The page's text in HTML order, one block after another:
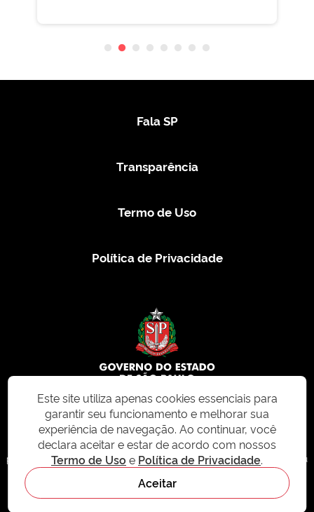
Fala SP
Transparência
Termo de Uso
Política de Privacidade
© 2026 CMS.SP.GOV.BR. Todos os direitos reservados.
Este site e todo o seu conteúdo, incluindo textos, imagens e design, são
protegidos por direitos autorais e não podem ser reproduzidos, distribuídos ou
modificados sem permissão expressa. Para mais informações ou para
solicitações de uso, acesse nosso site
Este site utiliza apenas cookies essenciais para
garantir seu funcionamento e melhorar sua
experiência de navegação. Ao continuar, você
declara aceitar e estar de acordo com nossos
Termo de Uso e Política de Privacidade.
Aceitar